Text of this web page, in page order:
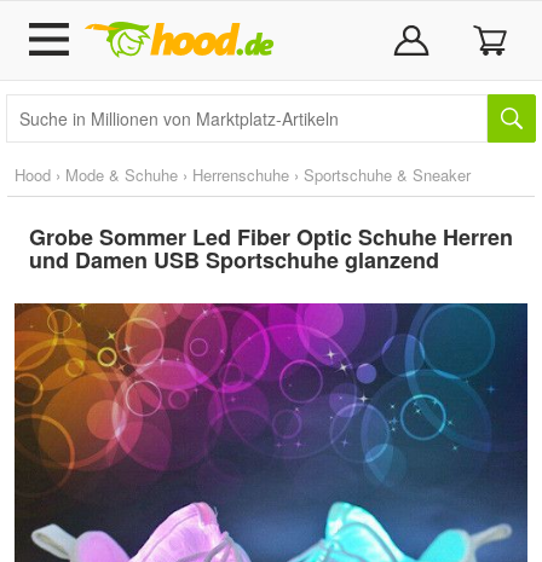
Hood › Mode & Schuhe › Herrenschuhe › Sportschuhe & Sneaker
Grobe Sommer Led Fiber Optic Schuhe Herren
und Damen USB Sportschuhe glanzend